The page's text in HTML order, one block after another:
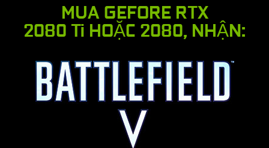
MUA GEFORE RTX
2080 Ti HOẶC 2080, NHẬN: